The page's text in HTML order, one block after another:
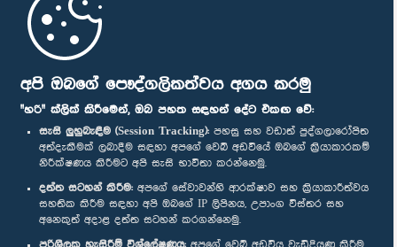
අපි ඔබගේ පෞද්ගලිකත්වය අගය කරමු
"හරි" ක්ලික් කිරීමෙන්, ඔබ පහත සඳහන් දේට එකඟ වේ:
සැසි ලුහුබැඳීම (Session Tracking): පහසු සහ වඩාත් පුද්ගලාරෝපිත
අත්දැකීමක් ලබාදීම සඳහා අපගේ වෙබ් අඩවියේ ඔබගේ ක්‍රියාකාරකම්
නිරීක්ෂණය කිරීමට අපි සැසි භාවිතා කරන්නෙමු.
දත්ත සටහන් කිරීම: අපගේ සේවාවන්හි ආරක්ෂාව සහ ක්‍රියාකාරීත්වය
සහතික කිරීම සඳහා අපි ඔබගේ IP ලිපිනය, උපාංග විස්තර සහ
අනෙකුත් අදාළ දත්ත සටහන් කරගන්නෙමු.
ප.ව. 1:45 - ප.ව. 2:00
ප.ව. 2:00 - ප.ව. 2:28
ප.ව. 2:28 - ප.ව. 2:36
මුල් පිටුව
පාර්ලිමේන්තු ජංගම යෙදුම
අප හා සම්බන්ධ වී සිටින්න :
සම්මාන